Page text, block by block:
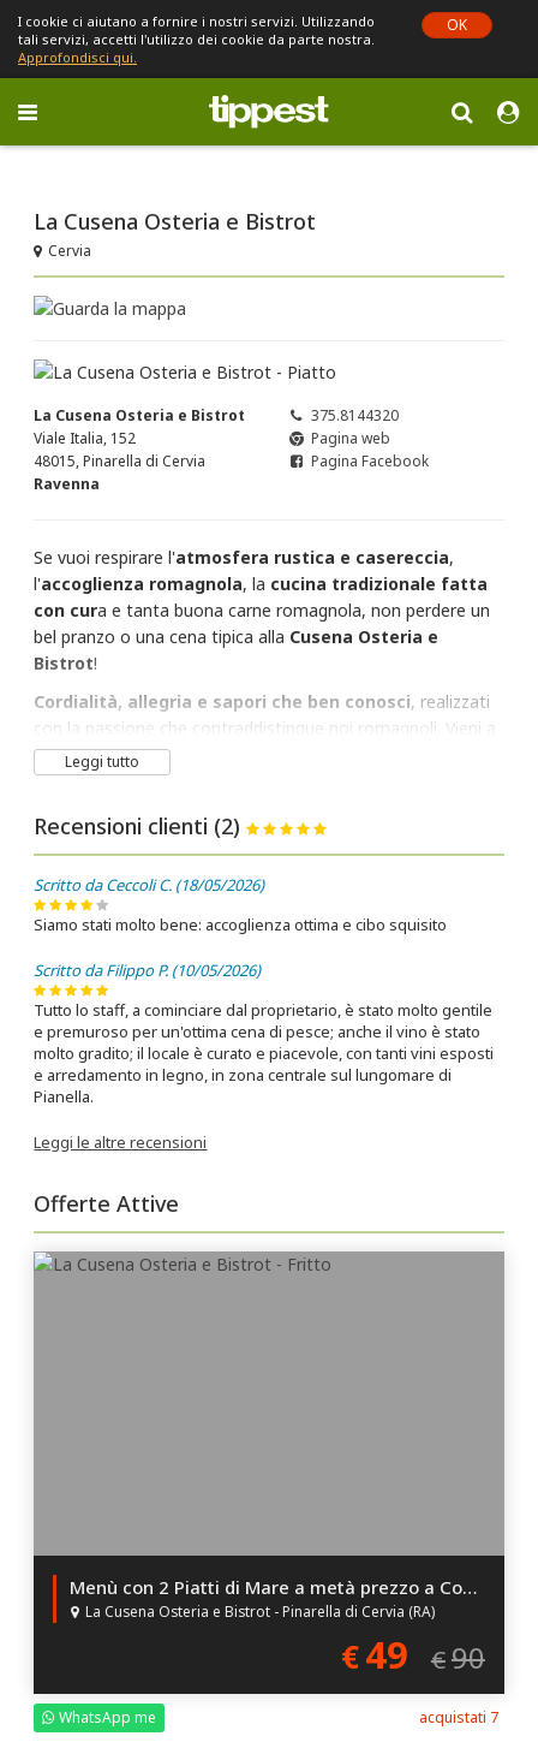
I cookie ci aiutano a fornire i nostri servizi. Utilizzando
tali servizi, accetti l'utilizzo dei cookie da parte nostra.
Approfondisci qui.
OK
Toggle
navigation
La Cusena Osteria e Bistrot
Cervia
La Cusena Osteria e Bistrot
Viale Italia, 152
48015, Pinarella di Cervia
Ravenna
375.8144320
Pagina web
Pagina Facebook
Se vuoi respirare l'atmosfera rustica e casereccia,
l'accoglienza romagnola, la cucina tradizionale fatta
con cura e tanta buona carne romagnola, non perdere un
bel pranzo o una cena tipica alla Cusena Osteria e
Bistrot!
Cordialità, allegria e sapori che ben conosci, realizzati
con la passione che contraddistingue noi romagnoli. Vieni a
scoprire questo e molto altro ancora alla
Pinarella di Cervia
affetti più cari! Un viaggio nei sapori romagnoli, a pochi
passi dal mare.
Leggi tutto
Recensioni clienti (2)
Scritto da Ceccoli C. (18/05/2026)
Siamo stati molto bene: accoglienza ottima e cibo squisito
Scritto da Filippo P. (10/05/2026)
Tutto lo staff, a cominciare dal proprietario, è stato molto gentile
e premuroso per un'ottima cena di pesce; anche il vino è stato
molto gradito; il locale è curato e piacevole, con tanti vini esposti
e arredamento in legno, in zona centrale sul lungomare di
Pianella.
Leggi le altre recensioni
Offerte Attive
Menù con 2 Piatti di Mare a metà prezzo a Coppia!
La Cusena Osteria e Bistrot - Pinarella di Cervia (RA)
€49 €90
WhatsApp me acquistati 7